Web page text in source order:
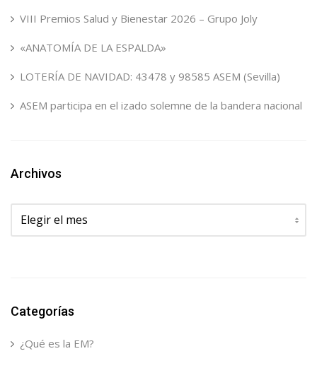
VIII Premios Salud y Bienestar 2026 – Grupo Joly
«ANATOMÍA DE LA ESPALDA»
LOTERÍA DE NAVIDAD: 43478 y 98585 ASEM (Sevilla)
ASEM participa en el izado solemne de la bandera nacional
Archivos
Archivos
Categorías
¿Qué es la EM?